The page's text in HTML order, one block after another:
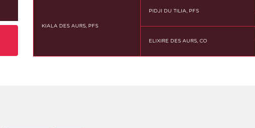
KIALA DES AURS, PFS
PIDJI DU TILIA, PFS
ELIXIRE DES AURS, CO